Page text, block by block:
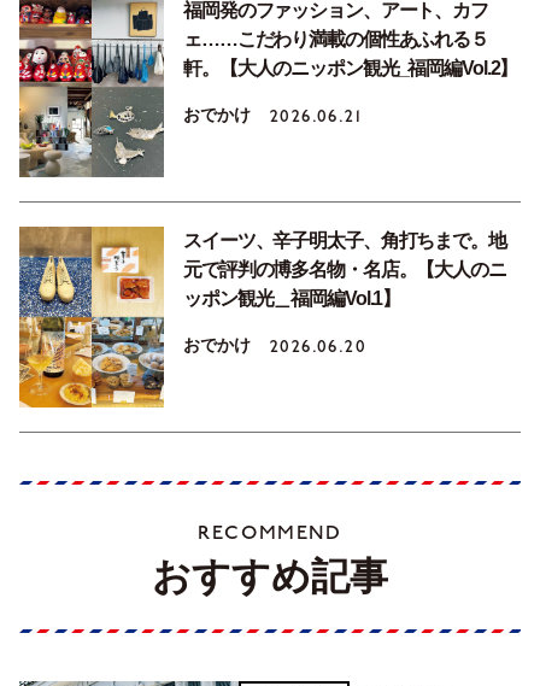
福岡発のファッション、アート、カフ
ェ……こだわり満載の個性あふれる５
軒。【大人のニッポン観光_福岡編Vol.2】
おでかけ 2026.06.21
スイーツ、辛子明太子、角打ちまで。地
元で評判の博多名物・名店。【大人のニ
ッポン観光＿福岡編Vol.1】
おでかけ 2026.06.20
RECOMMEND
おすすめ記事